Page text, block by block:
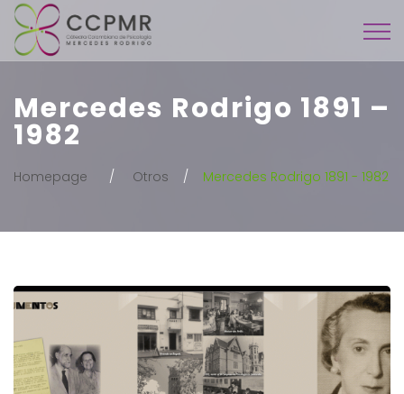
Mercedes Rodrigo 1891 –
1982
Homepage Otros Mercedes Rodrigo 1891 - 1982